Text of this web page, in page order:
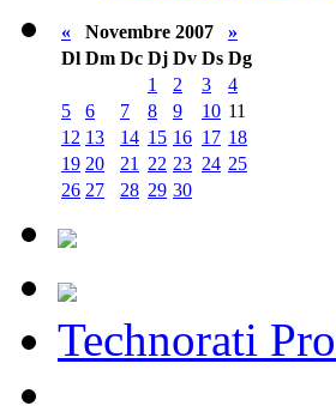
« Novembre 2007
»
Dl Dm Dc Dj Dv Ds Dg
1
2 3
4
5
6 7 8 9 10 11
12 13 14 15 16 17 18
19 20 21 22 23 24 25
26 27 28 29 30
Technorati